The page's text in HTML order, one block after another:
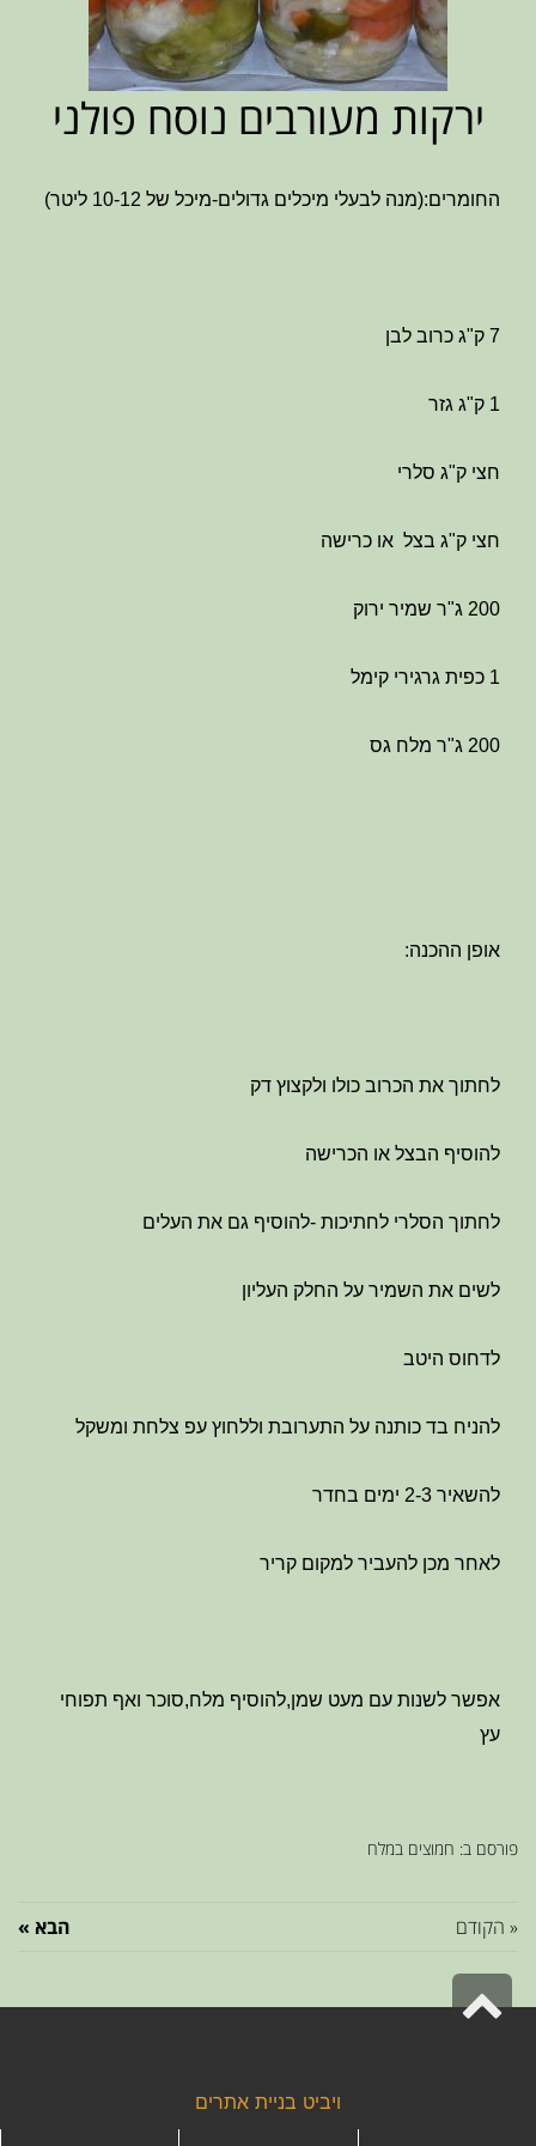
ירקות מעורבים נוסח פולני
החומרים:(מנה לבעלי מיכלים גדולים-מיכל של 10-12 ליטר)
7 ק"ג כרוב לבן
1 ק"ג גזר
חצי ק"ג סלרי
חצי ק"ג בצל או כרישה
200 ג"ר שמיר ירוק
1 כפית גרגירי קימל
200 ג"ר מלח גס
אופן ההכנה:
לחתוך את הכרוב כולו ולקצוץ דק
להוסיף הבצל או הכרישה
לחתוך הסלרי לחתיכות -להוסיף גם את העלים
לשים את השמיר על החלק העליון
לדחוס היטב
להניח בד כותנה על התערובת וללחוץ עפ צלחת ומשקל
להשאיר 2-3 ימים בחדר
לאחר מכן להעביר למקום קריר
אפשר לשנות עם מעט שמן,להוסיף מלח,סוכר ואף תפוחי
עץ
פורסם ב: חמוצים במלח
« הקודם הבא »
ויביט בניית אתרים
גלילה